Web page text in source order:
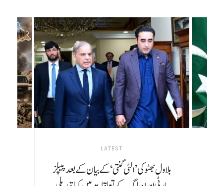
LATEST
موجودہ نظام کہیں نہیں جا رہا، وزیراعظم مدت